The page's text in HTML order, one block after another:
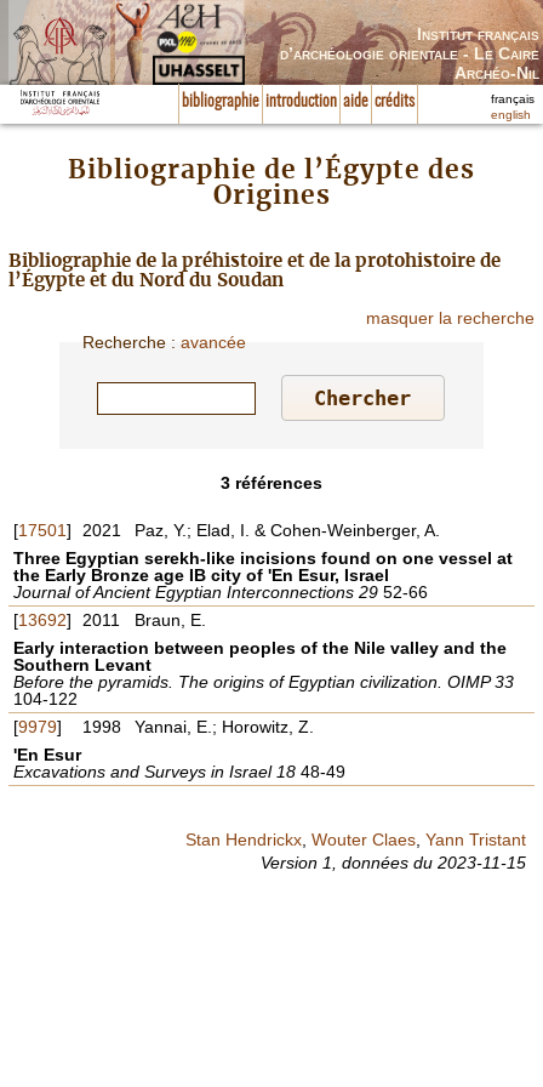
Institut français
d’archéologie orientale - Le Caire
Archéo-Nil
bibliographie introduction aide crédits
français
english
Bibliographie de l’Égypte des
Origines
Bibliographie de la préhistoire et de la protohistoire de
l’Égypte et du Nord du Soudan
masquer la recherche
Recherche :avancée
3 références
[17501] 2021
Paz, Y.; Elad, I. & Cohen-Weinberger, A.
Three Egyptian serekh-like incisions found on one vessel at
the Early Bronze age IB city of 'En Esur, Israel
Journal of Ancient Egyptian Interconnections 29 52-66
[13692] 2011
Braun, E.
Early interaction between peoples of the Nile valley and the
Southern Levant
Before the pyramids. The origins of Egyptian civilization. OIMP 33
104-122
[9979] 1998
Yannai, E.; Horowitz, Z.
'En Esur
Excavations and Surveys in Israel 18 48-49
Stan Hendrickx Wouter Claes Yann Tristant
Version 1, données du 2023-11-15